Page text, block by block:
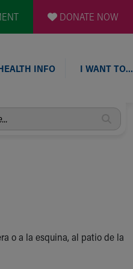
DONATE NOW
INFO I WANT TO…
o a la esquina, al patio de la